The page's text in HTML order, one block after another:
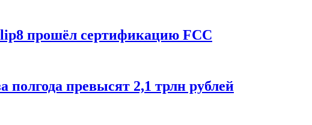
прошёл сертификацию FCC
превысят 2,1 трлн рублей